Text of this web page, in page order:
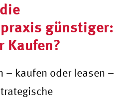
günstiger:
Kaufen?
– kaufen oder leasen –